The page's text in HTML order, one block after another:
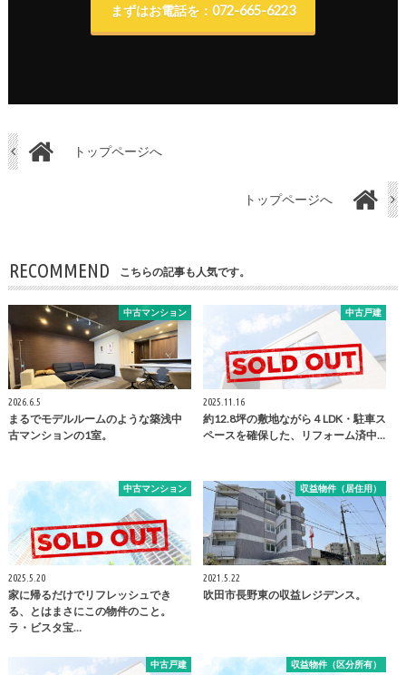
まずはお電話を：072-665-6223
トップページへ
トップページへ
RECOMMEND こちらの記事も人気です。
中古マンション
2026.6.5
まるでモデルルームのような築浅中
古マンションの1室。
中古戸建
2025.11.16
約12.8坪の敷地ながら４LDK・駐車ス
ペースを確保した、リフォーム済中…
中古マンション
2025.5.20
家に帰るだけでリフレッシュでき
る、とはまさにこの物件のこと。
ラ・ビスタ宝…
収益物件（居住用）
2021.5.22
吹田市長野東の収益レジデンス。
中古戸建 収益物件（区分所有）